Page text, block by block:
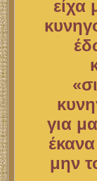
είχα
για
μην